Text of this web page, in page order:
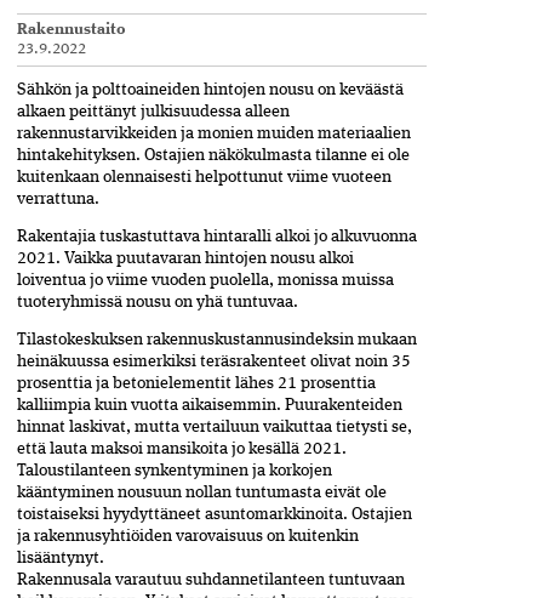
Rakennustaito
23.9.2022
Sähkön ja polttoaineiden hintojen nousu on keväästä
alkaen peittänyt julkisuudessa alleen
rakennustarvikkeiden ja monien muiden materiaalien
hintakehityksen. Ostajien näkökulmasta tilanne ei ole
kuitenkaan olennaisesti helpottunut viime vuoteen
verrattuna.
Rakentajia tuskastuttava hintaralli alkoi jo alkuvuonna
2021. Vaikka puu­tavaran hintojen nousu alkoi
loiventua jo viime vuoden puolella, monissa muissa
tuoteryhmissä nousu on yhä tuntuvaa.
Tilastokeskuksen rakennuskustannusindeksin mukaan
heinäkuussa esimerkiksi teräsrakenteet olivat noin 35
prosenttia ja betonielementit lähes 21 prosenttia
kalliimpia kuin vuotta aikaisemmin. Puurakenteiden
hinnat laskivat, mutta vertailuun vaikuttaa tietysti se,
että lauta maksoi mansikoita jo kesällä 2021.
Taloustilanteen synkentyminen ja korkojen
kääntyminen nousuun nollan tuntumasta eivät ole
toistaiseksi hyydyttäneet asuntomarkkinoita. Ostajien
ja raken­nusyhtiöiden varovaisuus on kuitenkin
lisääntynyt.
Rakennusala varautuu suhdannetilanteen tuntuvaan